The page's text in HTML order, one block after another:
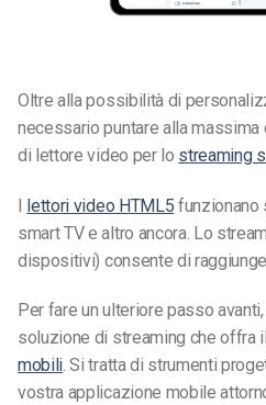
Oltre alla possibilità di
necessario puntare alla
di lettore video per lo streaming
I lettori video HTML5 funzionano
smart TV e altro ancora. Lo
dispositivi) consente di
Per fare un ulteriore passo
soluzione di streaming che offra
mobili. Si tratta di strumenti
vostra applicazione mobile